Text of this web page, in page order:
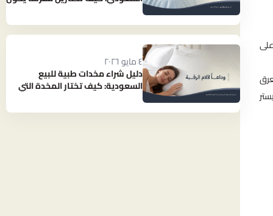
٤ مايو ٢٠٢٦
دليل شراء مخدات طبية للبيع
السعودية: كيف تختار المخدة التي